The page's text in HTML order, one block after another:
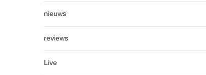
nieuws
reviews
Live